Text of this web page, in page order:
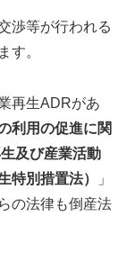
渉等が行われる
す。
再生ADRがあ
利用の促進に関
及び産業活動
特別措置法）
」
の法律も倒産法